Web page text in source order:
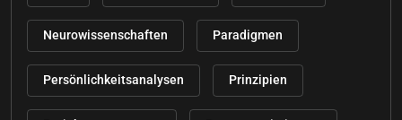
Neurowissenschaften Paradigmen
Persönlichkeitsanalysen Prinzipien